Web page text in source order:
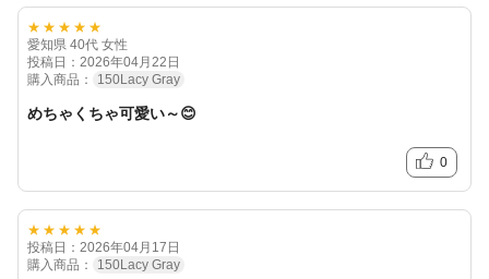
★★★★★
愛知県 40代 女性
投稿日：2026年04月22日
購入商品：
150Lacy Gray
めちゃくちゃ可愛い～😊
0
★★★★★
投稿日：2026年04月17日
購入商品：
150Lacy Gray